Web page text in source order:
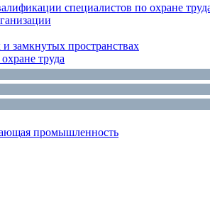
специалистов по охране
замкнутых пространствах
труда
промышленность